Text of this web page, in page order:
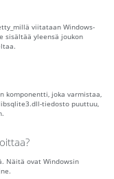
viitataan Windows-
sisältää yleensä joukon
komponentti, joka varmistaa,
tiedosto puuttuu,
Näitä ovat Windowsin